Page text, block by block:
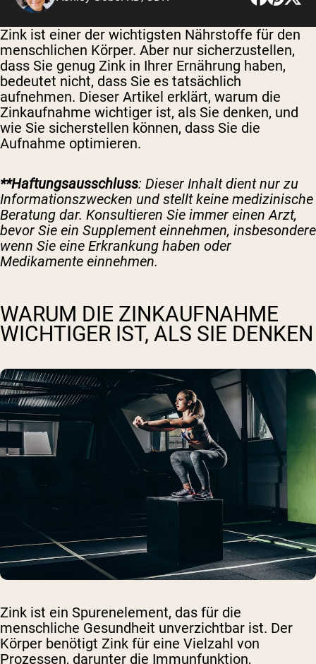
Zink ist einer der wichtigsten Nährstoffe für den
menschlichen Körper. Aber nur sicherzustellen,
dass Sie genug Zink in Ihrer Ernährung haben,
bedeutet nicht, dass Sie es tatsächlich
aufnehmen. Dieser Artikel erklärt, warum die
Zinkaufnahme wichtiger ist, als Sie denken, und
wie Sie sicherstellen können, dass Sie die
Aufnahme optimieren.
**Haftungsausschluss: Dieser Inhalt dient nur zu
Informationszwecken und stellt keine medizinische
Beratung dar. Konsultieren Sie immer einen Arzt,
bevor Sie ein Supplement einnehmen, insbesondere
wenn Sie eine Erkrankung haben oder
Medikamente einnehmen.
WARUM DIE ZINKAUFNAHME
WICHTIGER IST, ALS SIE DENKEN
Zink ist ein Spurenelement, das für die
menschliche Gesundheit unverzichtbar ist. Der
Körper benötigt Zink für eine Vielzahl von
Prozessen, darunter die Immunfunktion,